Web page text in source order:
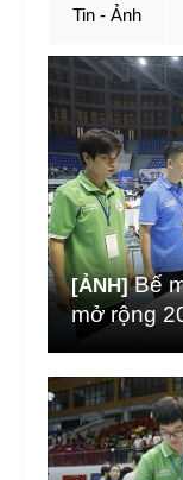
[ẢNH] Bế
mở rộng
Tin - Ảnh